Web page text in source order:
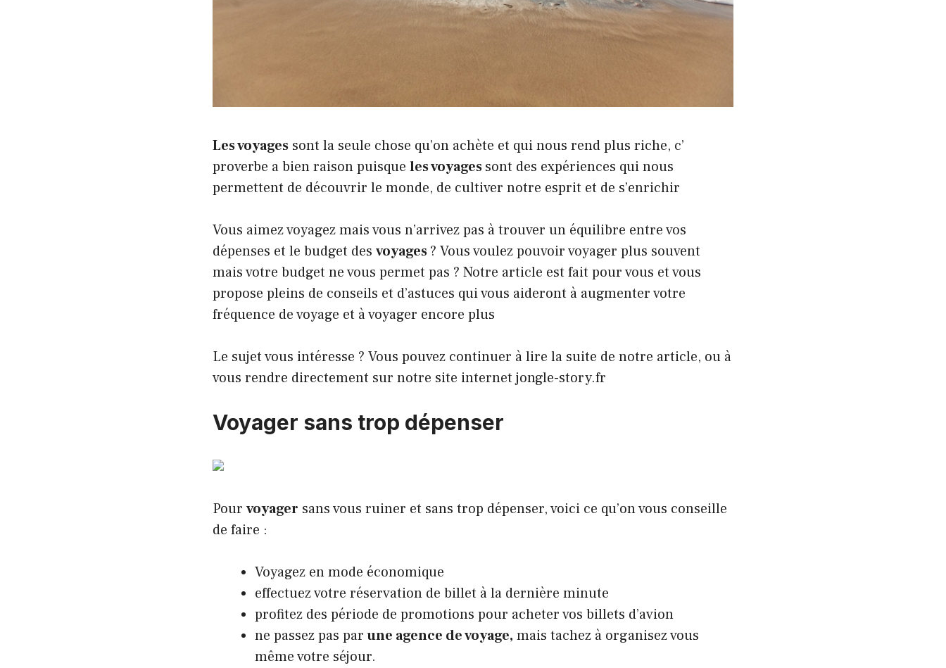
Les voyages sont la seule chose qu’on achète et qui nous rend plus riche, c’
proverbe a bien raison puisque les voyagessont des expériences qui nous
permettent de découvrir le monde, de cultiver notre esprit et de s’enrichir
Vous aimez voyagez mais vous n’arrivez pas à trouver un équilibre entre vos
dépenses et le budget des voyages? Vous voulez pouvoir voyager plus souvent
mais votre budget ne vous permet pas ? Notre article est fait pour vous et vous
propose pleins de conseils et d’astuces qui vous aideront à augmenter votre
fréquence de voyage et à voyager encore plus
Le sujet vous intéresse ? Vous pouvez continuer à lire la suite de notre article, ou à
vous rendre directement sur notre site internetjongle-story.fr
Voyager sans trop dépenser
Pour voyager sans vous ruiner et sans trop dépenser, voici ce qu’on vous conseille
de faire :
Voyagez en mode économique
effectuez votre réservation de billet à la dernière minute
profitez des période de promotions pour acheter vos billets d’avion
ne passez pas parune agence de voyage, mais tachez à organisez vous
même votre séjour.